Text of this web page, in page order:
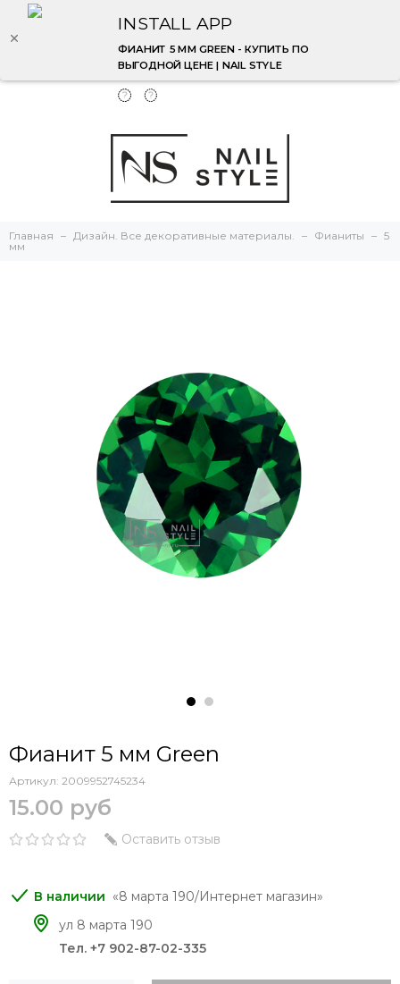
INSTALL APP
ФИАНИТ 5 ММ GREEN - КУПИТЬ ПО
ВЫГОДНОЙ ЦЕНЕ | NAIL STYLE
Главная Дизайн. Все декоративные материалы. Фианиты
5
мм
Фианит 5 мм Green
Артикул: 2009952745234
15.00 руб
Оставить отзыв
8 марта 190/Интернет магазин
ул 8 марта 190
Тел. +7 902-87-02-335